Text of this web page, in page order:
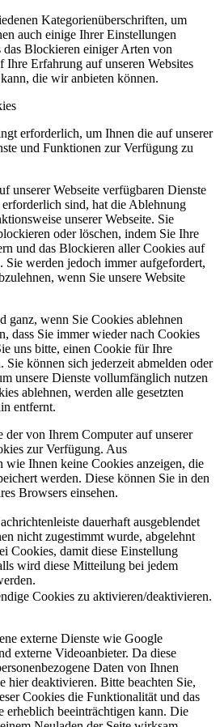
Kategorienüberschriften, um
auch einige Ihrer Einstellungen
das Blockieren einiger Arten von
Erfahrung auf unseren Websites
die wir anbieten können.
erforderlich, um Ihnen die auf unserer
und Funktionen zur Verfügung zu
unserer Webseite verfügbaren Dienste
sind, hat die Ablehnung
unserer Webseite. Sie
oder löschen, indem Sie Ihre
und das Blockieren aller Cookies auf
Sie werden jedoch immer aufgefordert,
wenn Sie unsere Website
ganz, wenn Sie Cookies ablehnen
dass Sie immer wieder nach Cookies
uns bitte, einen Cookie für Ihre
Sie können sich jederzeit abmelden oder
unsere Dienste vollumfänglich nutzen
ablehnen, werden alle gesetzten
entfernt.
der von Ihrem Computer auf unserer
zur Verfügung. Aus
wie Ihnen keine Cookies anzeigen, die
werden. Diese können Sie in den
Browsers einsehen.
dauerhaft ausgeblendet
nicht zugestimmt wurde, abgelehnt
Cookies, damit diese Einstellung
wird diese Mitteilung bei jedem
Cookies zu aktivieren/deaktivieren.
externe Dienste wie Google
externe Videoanbieter. Da diese
Daten von Ihnen
hier deaktivieren. Bitte beachten Sie,
Cookies die Funktionalität und das
erheblich beeinträchtigen kann. Die